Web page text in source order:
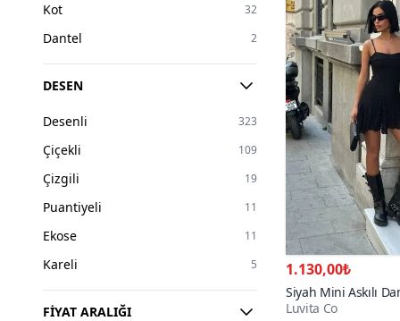
Renkli 26
Kot 32
Dantel 2
DESEN
Desenli 323
Çiçekli 109
Çizgili 19
Puantiyeli 11
Ekose 11
Kareli 5
FIYAT ARALIĞI
1.130,00₺
Siyah Mini Askılı
Luvita Co